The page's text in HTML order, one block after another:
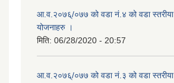
आ.व.२०७६्/०७७ को वडा नं.४ को वडा स्तरीया
योजनाहरु ।
मिति: 06/28/2020 - 20:57
आ.व.२०७६्/०७७ को वडा नं.३ को वडा स्तरीया